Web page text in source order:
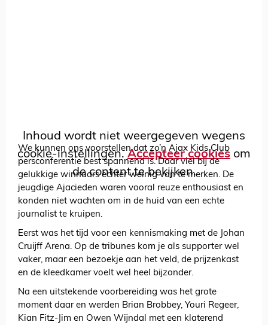
Inhoud wordt niet weergegeven wegens
cookie-instellingen.Accepteer cookies om
de content te bekijken.
We kunnen ons voorstellen dat zo’n Ajax Kids Club
persconferentie best spannend is. Daar viel bij de
gelukkige winnaars echter weinig van te merken. De
jeugdige Ajacieden waren vooral reuze enthousiast en
konden niet wachten om in de huid van een echte
journalist te kruipen.
Eerst was het tijd voor een kennismaking met de Johan
Cruijff Arena. Op de tribunes kom je als supporter wel
vaker, maar een bezoekje aan het veld, de prijzenkast
en de kleedkamer voelt wel heel bijzonder.
Na een uitstekende voorbereiding was het grote
moment daar en werden Brian Brobbey, Youri Regeer,
Kian Fitz-Jim en Owen Wijndal met een klaterend